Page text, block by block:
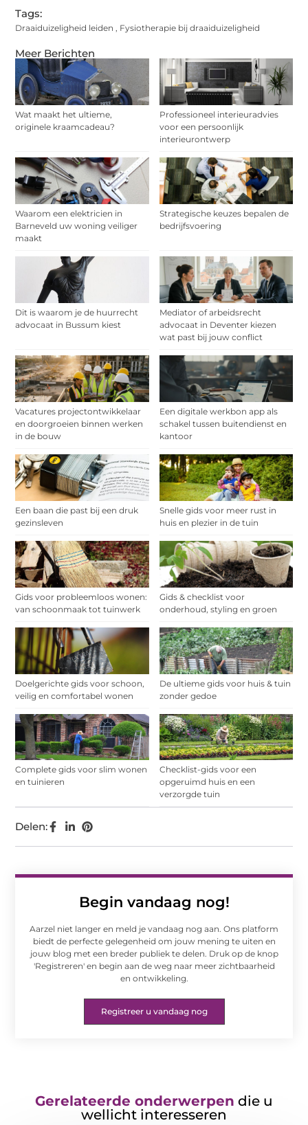
Meer Berichten
Wat maakt het ultieme,
originele kraamcadeau?
Professioneel interieuradvies
voor een persoonlijk
interieurontwerp
Waarom een elektricien in
Barneveld uw woning veiliger
maakt
Strategische keuzes bepalen de
bedrijfsvoering
Dit is waarom je de huurrecht
advocaat in Bussum kiest
Mediator of arbeidsrecht
advocaat in Deventer kiezen
wat past bij jouw conflict
Vacatures projectontwikkelaar
en doorgroeien binnen werken
in de bouw
Een digitale werkbon app als
schakel tussen buitendienst en
kantoor
Een baan die past bij een druk
gezinsleven
Snelle gids voor meer rust in
huis en plezier in de tuin
Gids voor probleemloos wonen:
van schoonmaak tot tuinwerk
Gids & checklist voor
onderhoud, styling en groen
Doelgerichte gids voor schoon,
veilig en comfortabel wonen
De ultieme gids voor huis & tuin
zonder gedoe
Complete gids voor slim wonen
en tuinieren
Checklist-gids voor een
opgeruimd huis en een
verzorgde tuin
Begin vandaag nog!
Aarzel niet langer en meld je vandaag nog aan. Ons platform
biedt de perfecte gelegenheid om jouw mening te uiten en
jouw blog met een breder publiek te delen. Druk op de knop
'Registreren' en begin aan de weg naar meer zichtbaarheid
en ontwikkeling.
Registreer u vandaag nog
Delen:
Tags:
Draaiduizeligheid leiden Fysiotherapie bij draaiduizeligheid
Gerelateerde onderwerpen die u
wellicht interesseren